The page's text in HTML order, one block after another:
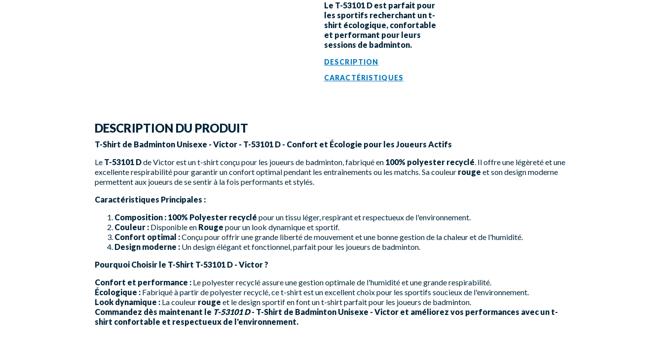
Le T-53101 D est parfait pour
les sportifs recherchant un t-
shirt écologique, confortable
et performant pour leurs
sessions de badminton.
DESCRIPTION
CARACTÉRISTIQUES
DESCRIPTION DU PRODUIT
T-Shirt de Badminton Unisexe - Victor - T-53101 D - Confort et Écologie pour les Joueurs Actifs
Le T-53101 Dde Victor est un t-shirt conçu pour les joueurs de badminton, fabriqué en 100% polyester recyclé. Il offre une légèreté et une
excellente respirabilité pour garantir un confort optimal pendant les entraînements ou les matchs. Sa couleur rouge et son design moderne
permettent aux joueurs de se sentir à la fois performants et stylés.
Caractéristiques Principales :
Composition : 100% Polyester recyclé pour un tissu léger, respirant et respectueux de l'environnement.
Couleur : Disponible en Rouge pour un look dynamique et sportif.
Confort optimal :Conçu pour offrir une grande liberté de mouvement et une bonne gestion de la chaleur et de l'humidité.
Design moderne : Un design élégant et fonctionnel, parfait pour les joueurs de badminton.
Pourquoi Choisir le T-Shirt T-53101 D - Victor ?
Confort et performance : Le polyester recyclé assure une gestion optimale de l'humidité et une grande respirabilité.
Écologique : Fabriqué à partir de polyester recyclé, ce t-shirt est un excellent choix pour les sportifs soucieux de l'environnement.
Look dynamique : La couleur rouge et le design sportif en font un t-shirt parfait pour les joueurs de badminton.
Commandez dès maintenant le T-53101 D- T-Shirt de Badminton Unisexe - Victor et améliorez vos performances avec un t-
shirt confortable et respectueux de l'environnement.